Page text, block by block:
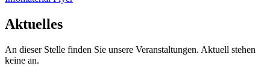
Aktuelles
An dieser Stelle finden Sie unsere Veranstaltungen. Aktuell stehen
keine an.